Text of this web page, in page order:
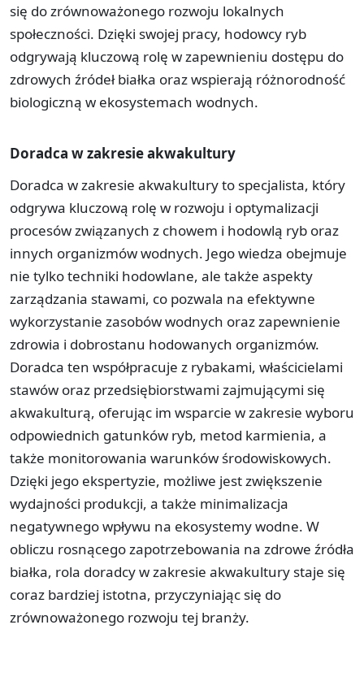
się do zrównoważonego rozwoju lokalnych
społeczności. Dzięki swojej pracy, hodowcy ryb
odgrywają kluczową rolę w zapewnieniu dostępu do
zdrowych źródeł białka oraz wspierają różnorodność
biologiczną w ekosystemach wodnych.
Doradca w zakresie akwakultury
Doradca w zakresie akwakultury to specjalista, który
odgrywa kluczową rolę w rozwoju i optymalizacji
procesów związanych z chowem i hodowlą ryb oraz
innych organizmów wodnych. Jego wiedza obejmuje
nie tylko techniki hodowlane, ale także aspekty
zarządzania stawami, co pozwala na efektywne
wykorzystanie zasobów wodnych oraz zapewnienie
zdrowia i dobrostanu hodowanych organizmów.
Doradca ten współpracuje z rybakami, właścicielami
stawów oraz przedsiębiorstwami zajmującymi się
akwakulturą, oferując im wsparcie w zakresie wyboru
odpowiednich gatunków ryb, metod karmienia, a
także monitorowania warunków środowiskowych.
Dzięki jego ekspertyzie, możliwe jest zwiększenie
wydajności produkcji, a także minimalizacja
negatywnego wpływu na ekosystemy wodne. W
obliczu rosnącego zapotrzebowania na zdrowe źródła
białka, rola doradcy w zakresie akwakultury staje się
coraz bardziej istotna, przyczyniając się do
zrównoważonego rozwoju tej branży.